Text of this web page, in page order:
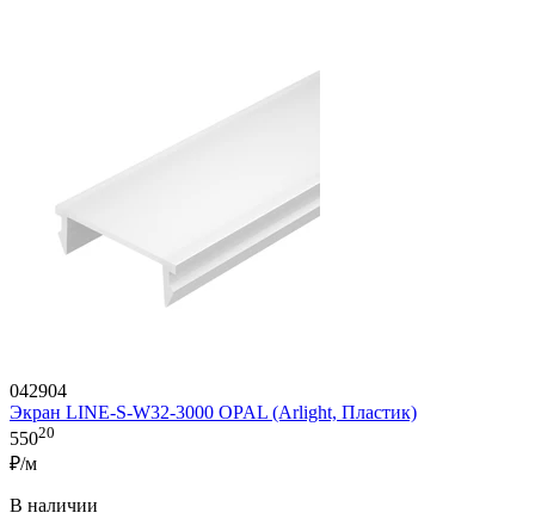
042904
Экран LINE-S-W32-3000 OPAL (Arlight, Пластик)
55020
₽/м
В наличии